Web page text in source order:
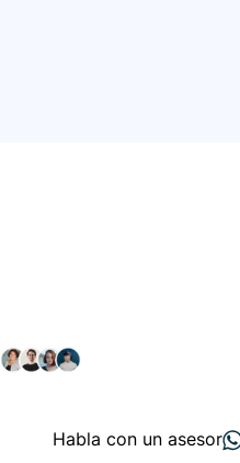
Habla con un asesor